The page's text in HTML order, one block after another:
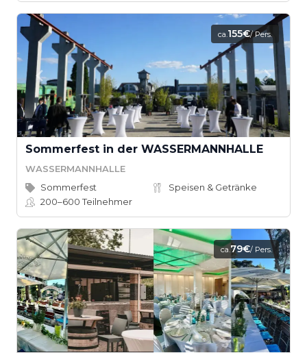
ca.155€/ Pers.
Sommerfest in der WASSERMANNHALLE
WASSERMANNHALLE
Sommerfest
Speisen & Getränke
200–600Teilnehmer
ca.79€/ Pers.